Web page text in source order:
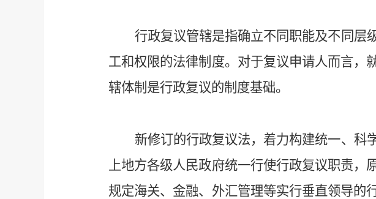
行政复议管辖是指确立不同职能及不同层
工和权限的法律制度。对于复议申请人而言，
辖体制是行政复议的制度基础。
新修订的行政复议法，着力构建统一、科
上地方各级人民政府统一行使行政复议职责
规定海关、金融、外汇管理等实行垂直领导的